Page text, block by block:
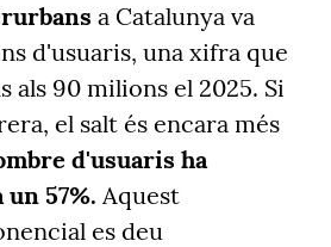
a Catalunya va
d'usuaris, una xifra que
als 90 milions el 2025. Si
el salt és encara més
d'usuaris ha
57%. Aquest
es deu